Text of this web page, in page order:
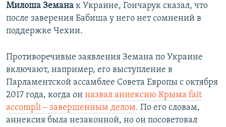
Милоша Земана к Украине, Гончарук сказал, что
после заверения Бабиша у него нет сомнений в
поддержке Чехии.
Противоречивые заявления Земана по Украине
включают, например, его выступление в
Парламентской ассамблее Совета Европы с октября
2017 года, когда он назвал аннексию Крыма fait
accompli ‒ завершенным делом. По его словам,
аннексия была незаконной, но он посоветовал